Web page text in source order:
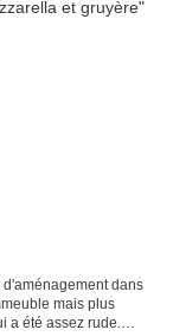
dans
mais plus
a été assez rude.